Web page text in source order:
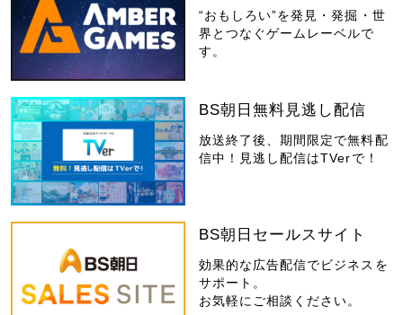
“おもしろい”を発見・発掘・世
界とつなぐゲームレーベルで
す。
BS朝日無料見逃し配信
放送終了後、期間限定で無料配
信中！見逃し配信はTVerで！
BS朝日セールスサイト
効果的な広告配信でビジネスを
サポート。
お気軽にご相談ください。